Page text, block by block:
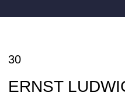
30
ERNST